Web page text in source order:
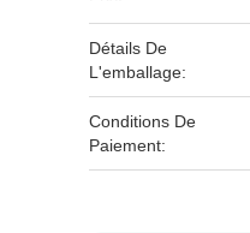
Détails De
L'emballage:
Conditions De
Paiement: